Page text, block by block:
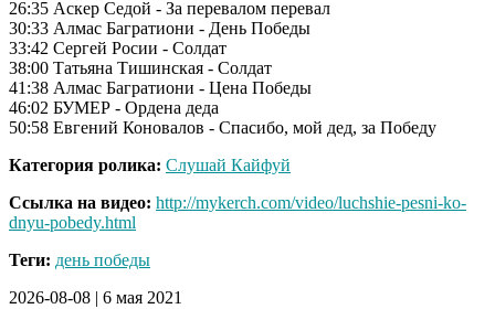
26:35 Аскер Седой - За перевалом перевал
30:33 Алмас Багратиони - День Победы
33:42 Сергей Росии - Солдат
38:00 Татьяна Тишинская - Солдат
41:38 Алмас Багратиони - Цена Победы
46:02 БУМЕР - Ордена деда
50:58 Евгений Коновалов - Спасибо, мой дед, за Победу
Категория ролика: Слушай Кайфуй
Ссылка на видео: http://mykerch.com/video/luchshie-pesni-ko-
dnyu-pobedy.html
Теги: день победы
2026-08-08 | 6 мая 2021